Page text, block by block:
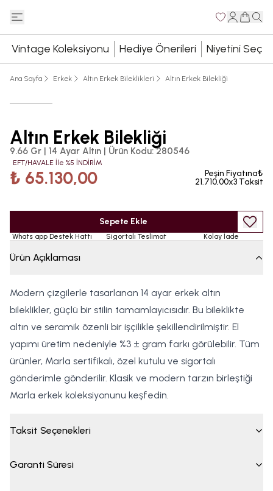
Vintage Koleksiyonu Hediye Önerileri Niyetini Seç
Ana Sayfa Erkek Altın Erkek Bileklikleri Altın Erkek Bilekliği
Altın Erkek Bilekliği
9.66 Gr | 14 Ayar Altın | Ürün Kodu: 280546
EFT/HAVALE İle %5 İNDİRİM
₺ 65.130,00
Peşin Fiyatına₺
21.710,00x3 Taksit
Sepete Ekle
Whats app Destek Hattı Sigortalı Teslimat Kolay İade
Ürün Açıklaması
Modern çizgilerle tasarlanan 14 ayar erkek altın
bileklikler, güçlü bir stilin tamamlayıcısıdır. Bu bileklikte
altın ve seramik özenli bir işçilikle şekillendirilmiştir. El
yapımı üretim nedeniyle %3 ± gram farkı görülebilir. Tüm
ürünler, Marla sertifikalı, özel kutulu ve sigortalı
gönderimle gönderilir. Klasik ve modern tarzın birleştiği
Marla erkek koleksiyonunu keşfedin.
Taksit Seçenekleri
Garanti Süresi